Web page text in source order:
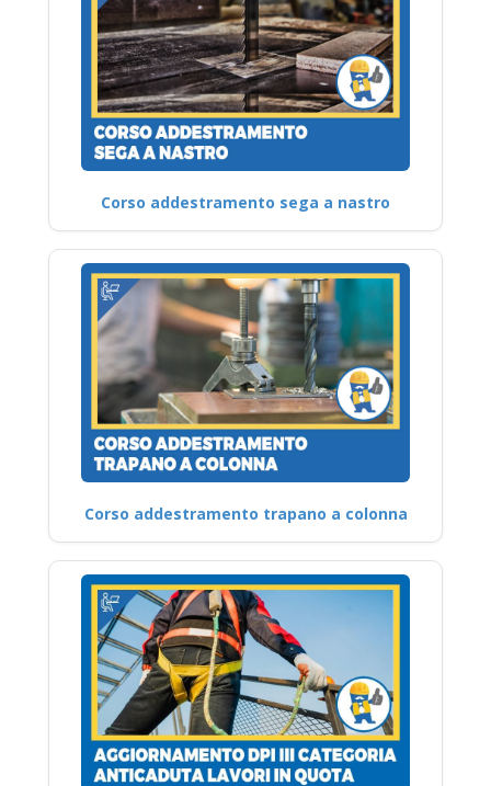
Corso addestramento sega a nastro
Corso addestramento trapano a colonna